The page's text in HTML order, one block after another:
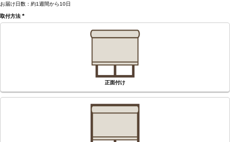
お届け日数：約1週間から10日
取付方法
(必
正面付け